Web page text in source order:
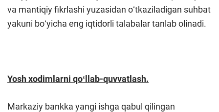
va mantiqiy fikrlashi yuzasidan oʻtkaziladigan suhbat
yakuni boʻyicha eng iqtidorli talabalar tanlab olinadi.
Yosh xodimlarni qoʻllab-quvvatlash.
Markaziy bankka yangi ishga qabul qilingan